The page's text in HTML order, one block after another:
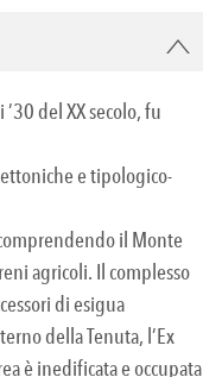
del XX secolo, fu
e tipologico-
il Monte
agricoli. Il complesso
di esigua
della Tenuta, l’Ex
è inedificata e occupata